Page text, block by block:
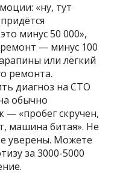
«ну, тут
минус 50 000»,
— минус 100
или лёгкий
ремонта.
диагноз на СТО
обычно
«пробег скручен,
машина битая». Не
уверены. Можете
за 3000-5000